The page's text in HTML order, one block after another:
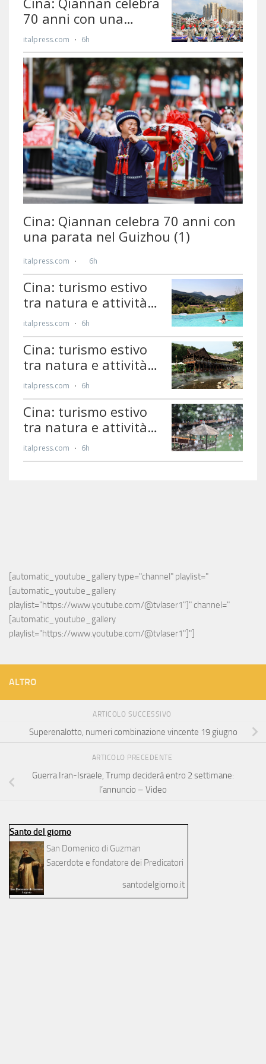
[automatic_youtube_gallery type="channel" playlist="
[automatic_youtube_gallery
playlist="https://www.youtube.com/@tvlaser1"]" channel="
[automatic_youtube_gallery
playlist="https://www.youtube.com/@tvlaser1"]"]
ALTRO
ARTICOLO SUCCESSIVO
Superenalotto, numeri combinazione vincente 19 giugno
ARTICOLO PRECEDENTE
Guerra Iran-Israele, Trump deciderà entro 2 settimane:
l’annuncio – Video
Santo del giorno
San Domenico di Guzman
Sacerdote e fondatore dei Predicatori
santodelgiorno.it